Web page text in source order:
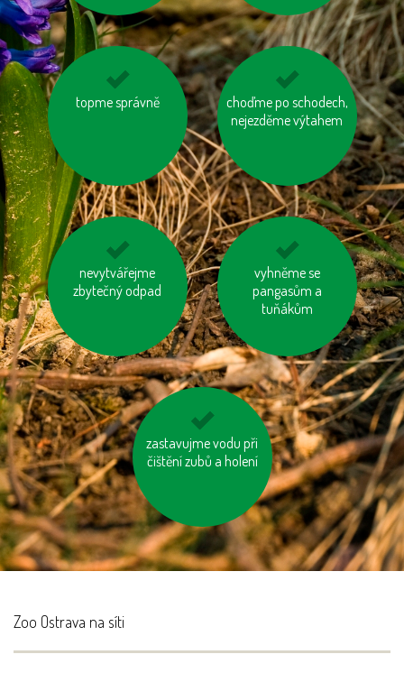
topme správně
nenechávejme je
choďme po schodech,
nejezděme výtahem
na krátké vzdálenosti
choďme pěšky
nevytvářejme
zbytečný odpad
biologicky rozložitelný
odpad kompostujme
vyhněme se
pangasům a
tuňákům
odevzdávejme
vysloužilé
elektrospotřebiče do
zastavujme vodu při
čištění zubů a holení
používejme výrobky z
recyklovaných
Zoo Ostrava na síti